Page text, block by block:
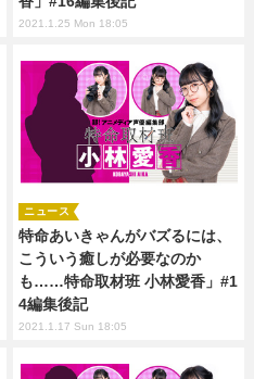
2021.1.25 Mon 18:05
特命あいきゃんがバズるには、
こういう癒しが必要なのか
も……特命取材班 小林愛香」#1
4編集後記
ニュース
2021.1.17 Sun 18:05